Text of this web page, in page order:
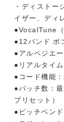
・ディストー
イザー、ディ
●VocalTune（
●12バンド ボ
●アルペジエ
●リアルタイ
●コード機能
●パッチ数：
プリセット）
●ピッチベン